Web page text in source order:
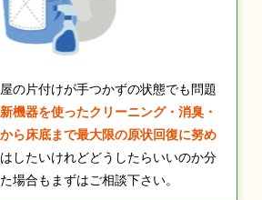
の片付けが手つかずの状態でも問題
機器を使ったクリーニング・消臭・
ら床底まで最大限の原状回復に努め
はしたいけれどどうしたらいいのか分
場合もまずはご相談下さい。